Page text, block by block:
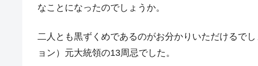
Fact1 今話題の「楽天ライオンズ」とは？
Fact1 全て勝つといくら？ 競馬GI競走で勝利騎手がもらえる
なことになったのでしょうか。
二人とも黒ずくめであるのがお分かりいただけるで
ョン）元大統領の13周忌でした。